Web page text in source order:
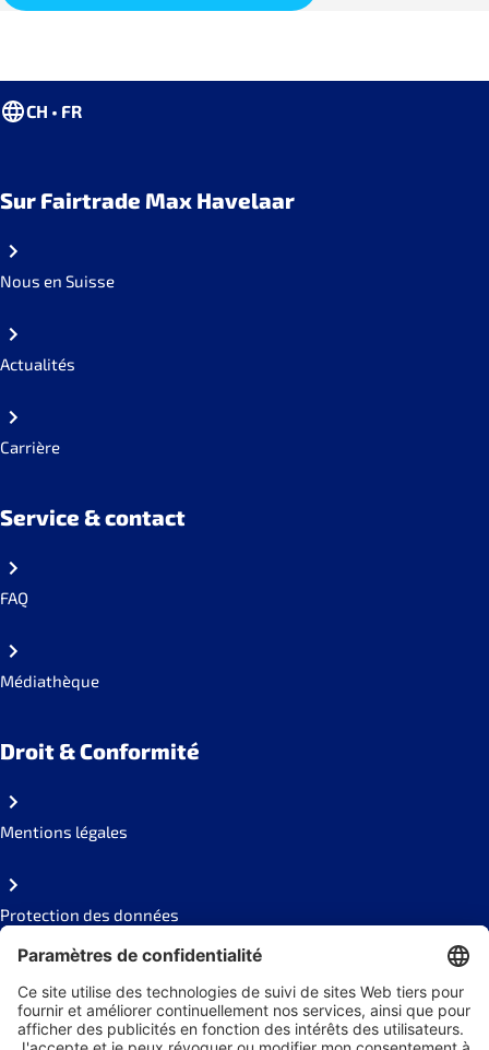
CH • FR
Sur Fairtrade Max Havelaar
Nous en Suisse
Actualités
Carrière
Service & contact
FAQ
Médiathèque
Droit & Conformité
Mentions légales
Protection des données
Code of conduct